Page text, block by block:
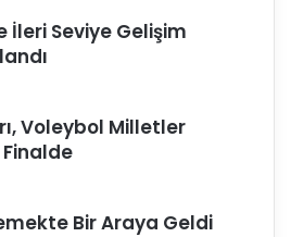
İleri Seviye Gelişim
Voleybol Milletler
Finalde
Bir Araya Geldi